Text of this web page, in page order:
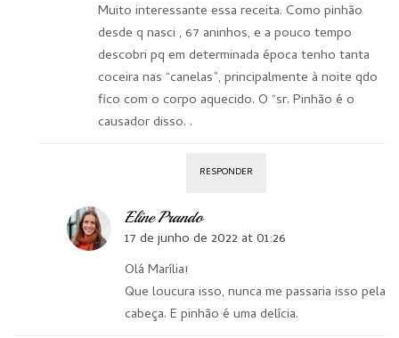
Muito interessante essa receita. Como pinhão
desde q nasci , 67 aninhos, e a pouco tempo
descobri pq em determinada época tenho tanta
coceira nas “canelas”, principalmente à noite qdo
fico com o corpo aquecido. O “sr. Pinhão é o
causador disso. .
RESPONDER
Eline Prando
17 de junho de 2022 at 01:26
Olá Marília!
Que loucura isso, nunca me passaria isso pela
cabeça. E pinhão é uma delícia.